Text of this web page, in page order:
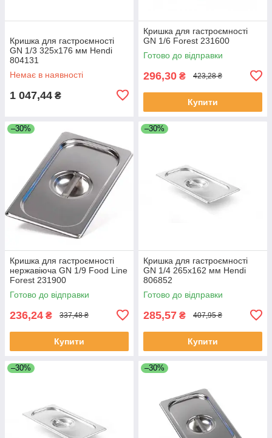
Кришка для гастроємності
GN 1/3 325x176 мм Hendi
804131
Немає в наявності
1 047,44 ₴
Кришка для гастроємності
GN 1/6 Forest 231600
Готово до відправки
296,30 ₴ 423,28 ₴
Купити
–30%
Кришка для гастроємності
нержавіюча GN 1/9 Food Line
Forest 231900
Готово до відправки
236,24 ₴ 337,48 ₴
Купити
–30%
Кришка для гастроємності
GN 1/4 265x162 мм Hendi
806852
Готово до відправки
285,57 ₴ 407,95 ₴
Купити
–30% –30%